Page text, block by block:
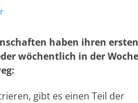
haben ihren
wöchentlich in der
gibt es einen Teil der